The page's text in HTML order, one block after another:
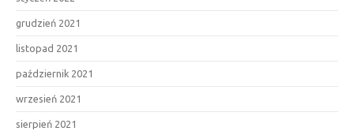
grudzień 2021
listopad 2021
październik 2021
wrzesień 2021
sierpień 2021